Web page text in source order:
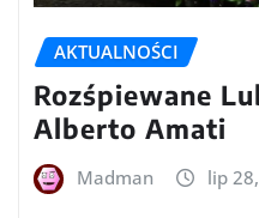
AKTUALNOŚCI
Rozśpiewane
Alberto Amati
Madman lip